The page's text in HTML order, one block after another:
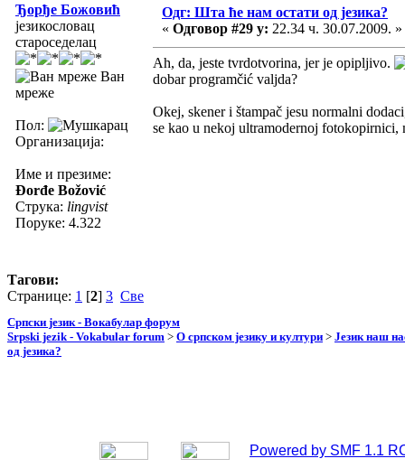
Ђорђе Божовић
језикословац
староседелац
Ван
мреже
Пол:
Организација:
Име и презиме:
Đorđe Božović
Струка: lingvist
Поруке: 4.322
Одг: Шта ће нам остати од језика?
« Одговор #29 у: 22.34 ч. 30.07.2009. »
Ah, da, jeste tvrdotvorina, jer je opipljivo.
dobar programčić valjda?
Okej, skener i štampač jesu normalni
se kao u nekoj ultramodernoj
Тагови:
Странице: 1 [2] 3 Све
Српски језик - Вокабулар форум
Srpski jezik - Vokabular forum > О српском језику и култури > Језик наш
од језика?
Powered by SMF 1.1